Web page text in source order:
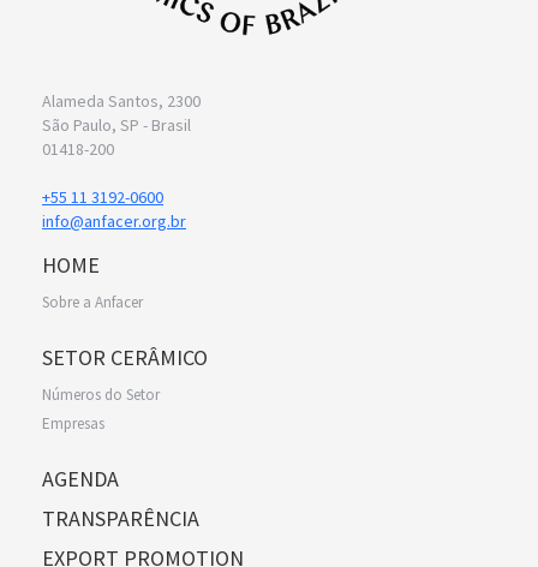
Alameda Santos, 2300
São Paulo, SP - Brasil
01418-200
+55 11 3192-0600
info@anfacer.org.br
HOME
Sobre a Anfacer
SETOR CERÂMICO
Números do Setor
Empresas
AGENDA
TRANSPARÊNCIA
EXPORT PROMOTION